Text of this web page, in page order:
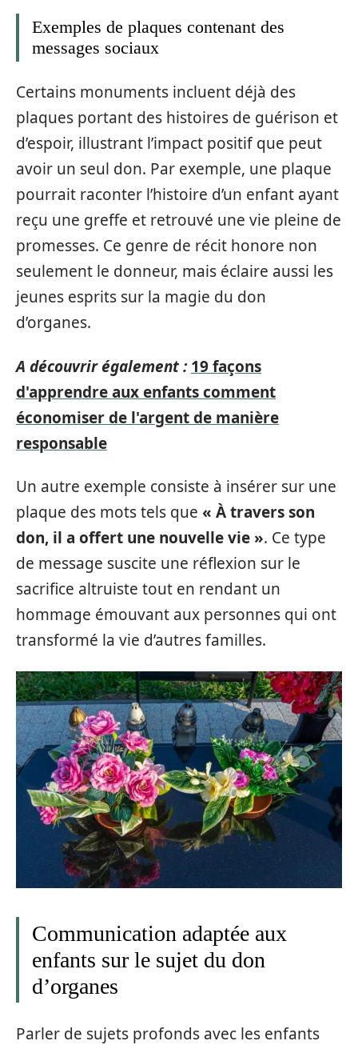
Exemples de plaques contenant des
messages sociaux
Certains monuments incluent déjà des
plaques portant des histoires de guérison et
d’espoir, illustrant l’impact positif que peut
avoir un seul don. Par exemple, une plaque
pourrait raconter l’histoire d’un enfant ayant
reçu une greffe et retrouvé une vie pleine de
promesses. Ce genre de récit honore non
seulement le donneur, mais éclaire aussi les
jeunes esprits sur la magie du don
d’organes.
A découvrir également : 19 façons
d'apprendre aux enfants comment
économiser de l'argent de manière
responsable
Un autre exemple consiste à insérer sur une
plaque des mots tels que « À travers son
don, il a offert une nouvelle vie ». Ce type
de message suscite une réflexion sur le
sacrifice altruiste tout en rendant un
hommage émouvant aux personnes qui ont
transformé la vie d’autres familles.
Communication adaptée aux
enfants sur le sujet du don
d’organes
Parler de sujets profonds avec les enfants